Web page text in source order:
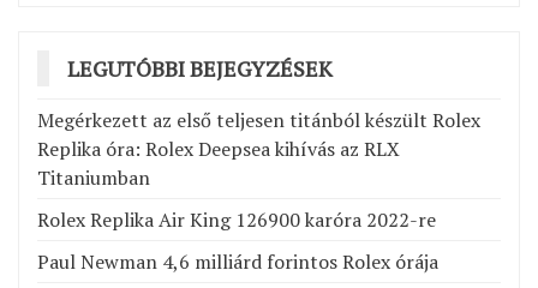
LEGUTÓBBI BEJEGYZÉSEK
Megérkezett az első teljesen titánból készült Rolex
Replika óra: Rolex Deepsea kihívás az RLX
Titaniumban
Rolex Replika Air King 126900 karóra 2022-re
Paul Newman 4,6 milliárd forintos Rolex órája